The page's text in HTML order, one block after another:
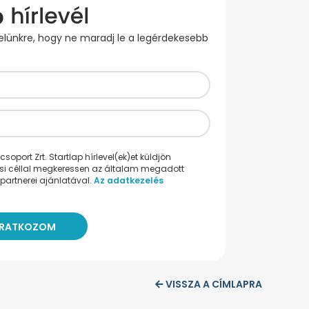
hogy ne maradj le a legérdekesebb
Zrt. Startlap hírlevel(ek)et küldjön
céllal megkeressen az általam megadott
ajánlatával. Az adatkezelés
VISSZA A CÍMLAPRA